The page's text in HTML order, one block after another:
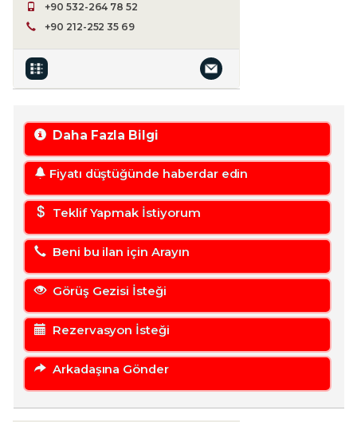
+90 532-264 78 52
+90 212-252 35 69
Daha Fazla Bilgi
Fiyatı düştüğünde haberdar edin
Teklif Yapmak İstiyorum
Beni bu ilan için Arayın
Görüş Gezisi İsteği
Rezervasyon İsteği
Arkadaşına Gönder